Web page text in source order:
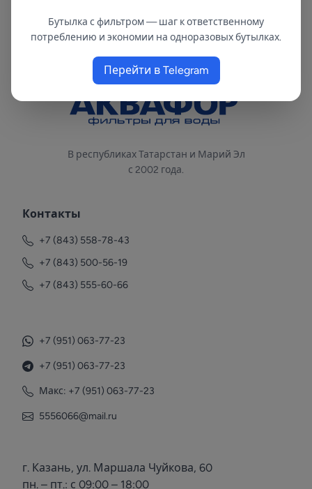
В республиках Татарстан и Марий Эл
с 2002 года.
Контакты
+7 (843) 558-78-43
+7 (843) 500-56-19
+7 (843) 555-60-66
+7 (951) 063-77-23
+7 (951) 063-77-23
Макс: +7 (951) 063-77-23
5556066@mail.ru
г. Казань, ул. Маршала Чуйкова, 60
пн. – пт.: с 09:00 – 18:00
Бутылка с фильтром — шаг к ответственному
потреблению и экономии на одноразовых бутылках.
Перейти в Telegram